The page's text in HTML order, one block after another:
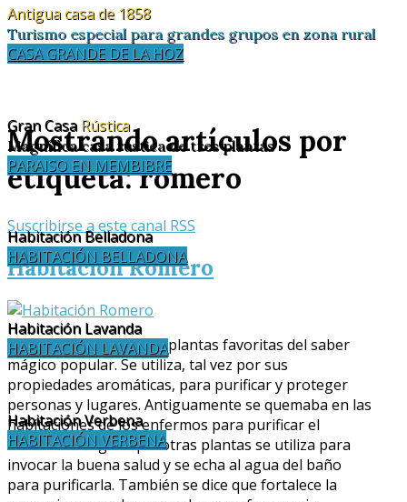
Antigua casa de 1858
Turismo especial para grandes grupos en zona rural
CASA GRANDE DE LA HOZ
Gran Casa Rústica
Magnífica casa rústica de tres plantas
PARAISO EN MEMBIBRE
Habitación Belladona
HABITACIÓN BELLADONA
Habitación Lavanda
HABITACIÓN LAVANDA
Habitación Verbena
HABITACIÓN VERBENA
Mostrando artículos por
etiqueta: romero
Suscribirse a este canal RSS
Habitación Romero
ROMERO: Es una de las plantas favoritas del saber
mágico popular. Se utiliza, tal vez por sus
propiedades aromáticas, para purificar y proteger
personas y lugares. Antiguamente se quemaba en las
habitaciones de los enfermos para purificar el
ambiente. Al igual que otras plantas se utiliza para
invocar la buena salud y se echa al agua del baño
para purificarla. También se dice que fortalece la